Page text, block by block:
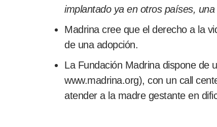
implantado ya en otros países,
Madrina cree que el derecho a la
de una adopción.
La Fundación Madrina dispone de
www.madrina.org), con un call
atender a la madre gestante en